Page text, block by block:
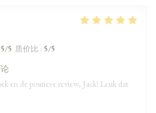
5/5 质价比 : 5/5
en de positieve review, Jack! Leuk dat